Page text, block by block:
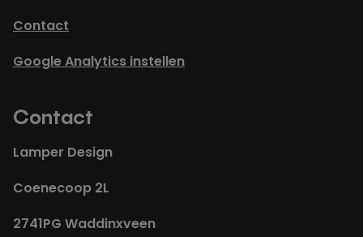
Contact
Google Analytics instellen
Contact
Lamper Design
Coenecoop 2L
2741PG Waddinxveen